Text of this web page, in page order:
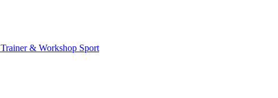
Trainer & Workshop Sport